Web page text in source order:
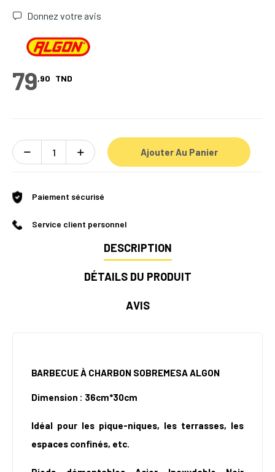
Donnez votre avis
79,90 TND
Ajouter Au Panier
Paiement sécurisé
Service client personnel
DESCRIPTION
DÉTAILS DU PRODUIT
AVIS
BARBECUE À CHARBON SOBREMESA ALGON
Dimension : 36cm*30cm
Idéal pour les pique-niques, les terrasses, les
espaces confinés, etc.